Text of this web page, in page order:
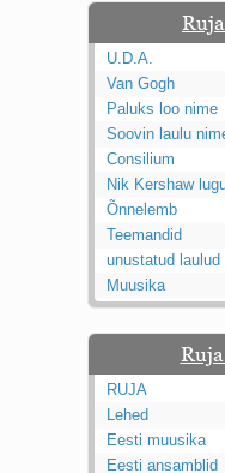
Põhi, lõuna,
Elupõline
Omaette
Perekondlik
Kassimäng
Läänemere
Üle müüri
Kaks
Ahtumine
Braueri lint
U.D.A.
Van Gogh
Paluks loo nime
Soovin laulu
Consilium
Nik Kershaw
Õnnelemb
Teemandid
unustatud laulud
Muusika
RUJA
Lehed
Eesti muusika
Eesti ansamblid